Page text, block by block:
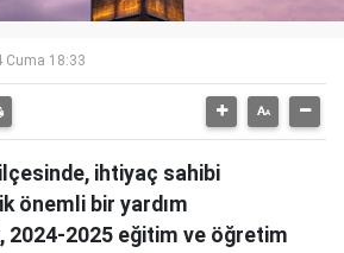
Cuma 18:33
ihtiyaç sahibi
önemli bir yardım
2025 eğitim ve öğretim